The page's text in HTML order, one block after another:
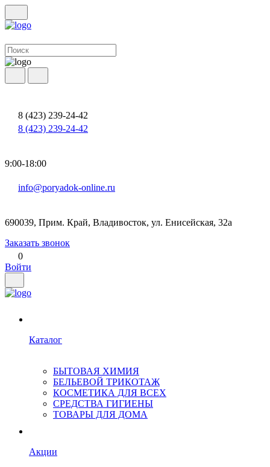
8 (423) 239-24-42
8 (423) 239-24-42
9:00-18:00
info@poryadok-online.ru
690039, Прим. Край, Владивосток, ул. Енисейская, 32а
Заказать звонок
0
Войти
Каталог
БЫТОВАЯ ХИМИЯ
БЕЛЬЕВОЙ ТРИКОТАЖ
КОСМЕТИКА ДЛЯ ВСЕХ
СРЕДСТВА ГИГИЕНЫ
ТОВАРЫ ДЛЯ ДОМА
Акции